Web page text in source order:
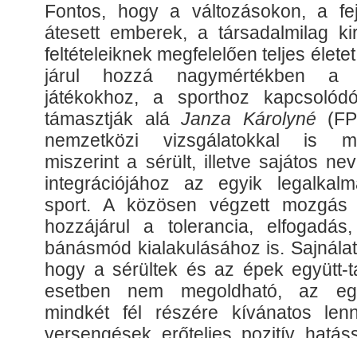
Fontos, hogy a változásokon, a
átesett emberek, a társadalmilag
feltételeiknek megfelelően teljes
járul hozzá nagymértékben a
játékokhoz, a sporthoz
támasztják aláJanza Károlyné
nemzetközi vizsgálatokkal is
miszerint a sérült, illetve sajátos
integrációjához az egyik
sport. A közösen végzett mozgás
hozzájárul a tolerancia,
bánásmód kialakulásához is.
hogy a sérültek és az épek együtt-
esetben nem megoldható, az
mindkét fél részére kívánatos